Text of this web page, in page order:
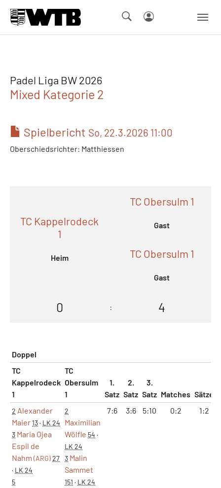
Padel Liga BW 2026
Mixed Kategorie 2
Spielbericht So, 22.3.2026 11:00
Oberschiedsrichter: Matthiessen
TC Kappelrodeck
1
Heim
TC Obersulm 1
Gast
TC Obersulm 1
Gast
0 : 4
Doppel
TC
Kappelrodeck
1
TC
Obersulm
1
1.
Satz
2.
Satz
3.
Satz Matches Sätze
2 Alexander
Maier13· LK 24
3 Maria Ojea
Espil de
Nahm (ARG)27
· LK 24
5
2
Maximilian
Wölfle 54 ·
LK 24
3 Malin
Sammet
151 · LK 24
7:6 3:6 5:10 0:2 1:2